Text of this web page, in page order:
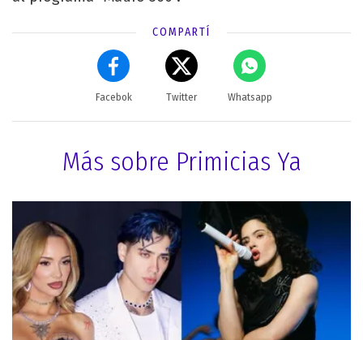
COMPARTÍ
Facebok Twitter Whatsapp
Más sobre Primicias Ya